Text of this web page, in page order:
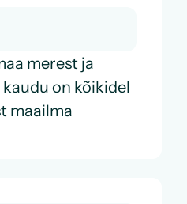
merest ja
on kõikidel
maailma